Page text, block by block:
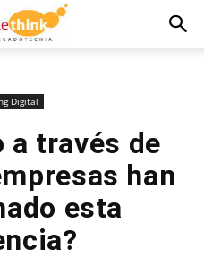
Digital
a través de
han
esta